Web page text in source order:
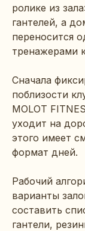
ролике из
гантелей, а
переносится
тренажерами
Сначала
поблизости
MOLOT
уходит на
этого имеет
формат дней.
Рабочий
варианты
составить
гантели,